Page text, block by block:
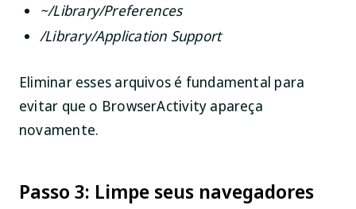
~/Library/Preferences
/Library/Application Support
Eliminar esses arquivos é fundamental para
evitar que o BrowserActivity apareça
novamente.
Passo 3: Limpe seus navegadores